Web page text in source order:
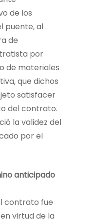
de los
puente, al
de
por
de materiales
que dichos
satisfacer
del contrato.
la validez del
por el
anticipado
contrato fue
virtud de la